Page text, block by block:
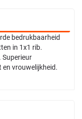
bedrukbaarheid
in 1x1 rib.
Superieur
vrouwelijkheid.